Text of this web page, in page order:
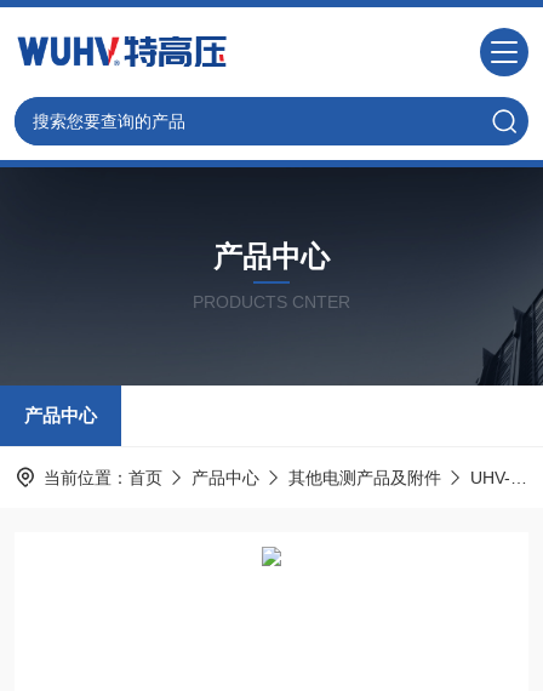
产品中心
PRODUCTS CNTER
产品中心
当前位置： 首页 产品中心 其他电测产品及附件 UHV-999 声学成像仪